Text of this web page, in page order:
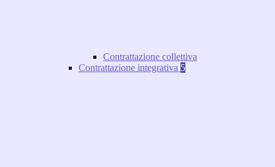
Contrattazione collettiva
Contrattazione integrativa 5